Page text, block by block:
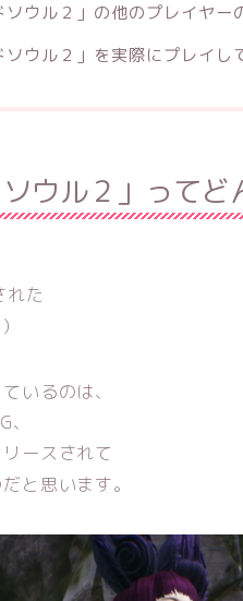
ソウル２」の他のプレイヤー
ソウル２」を実際にプレイし
ウル２」ってど
れた
いるのは、
リースされて
と思います。